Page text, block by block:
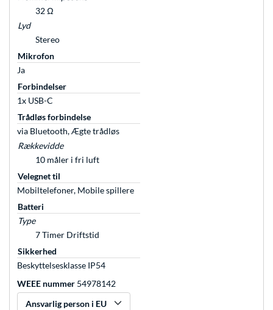
32 Ω
Lyd
Stereo
Mikrofon
Ja
Forbindelser
1x USB-C
Trådløs forbindelse
via Bluetooth, Ægte trådløs
Rækkevidde
10 måler i fri luft
Velegnet til
Mobiltelefoner, Mobile spillere
Batteri
Type
7 Timer Driftstid
Sikkerhed
Beskyttelsesklasse IP54
WEEE nummer 54978142
Ansvarlig person i EU